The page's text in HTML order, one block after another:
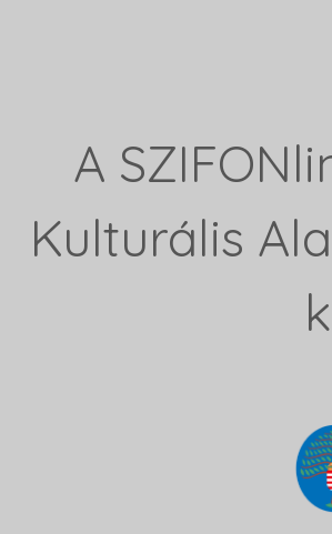
A
Kulturális